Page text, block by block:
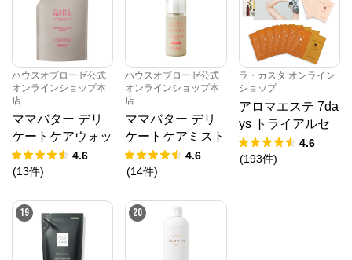
ハウスオブローゼ公式
オンラインショップ本
店
ママバター デリ
ケートケアウォッ
シュ 90mL （レ
フィル）
4.6
(13件)
ハウスオブローゼ公式
オンラインショップ本
店
ママバター デリ
ケートケアミスト
リフレッシュ 3
0mL
4.6
(14件)
ラ・カスタ オンライン
ショップ
アロマエステ 7da
ys トライアルセ
ット 11
4.6
(193件)
19 20